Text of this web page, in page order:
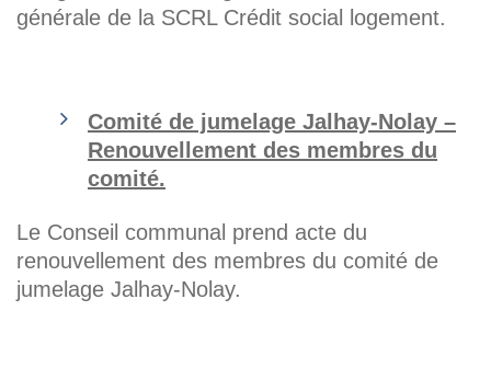
générale de la SCRL Crédit social logement.
Comité de jumelage Jalhay-Nolay –
Renouvellement des membres du
comité.
Le Conseil communal prend acte du
renouvellement des membres du comité de
jumelage Jalhay-Nolay.